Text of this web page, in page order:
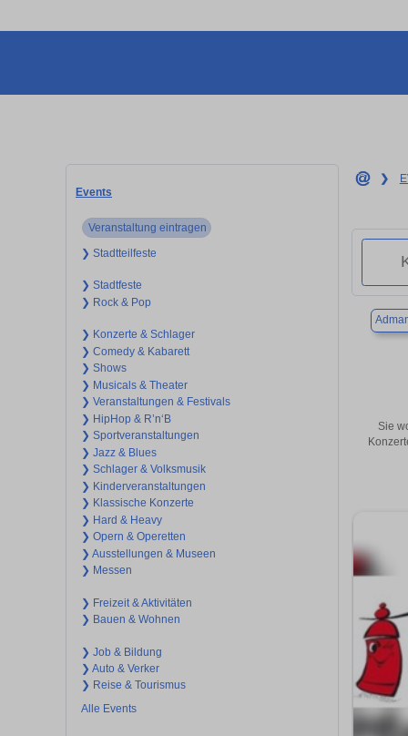
Events
Veranstaltung eintragen
❯ Stadtteilfeste
❯ Stadtfeste
❯ Rock & Pop
❯ Konzerte & Schlager
❯ Comedy & Kabarett
❯ Shows
❯ Musicals & Theater
❯ Veranstaltungen & Festivals
❯ HipHop & R’n‘B
❯ Sportveranstaltungen
❯ Jazz & Blues
❯ Schlager & Volksmusik
❯ Kinderveranstaltungen
❯ Klassische Konzerte
❯ Hard & Heavy
❯ Opern & Operetten
❯ Ausstellungen & Museen
❯ Messen
❯ Freizeit & Aktivitäten
❯ Bauen & Wohnen
❯ Job & Bildung
❯ Auto & Verker
❯ Reise & Tourismus
Alle Events
❯
Sie